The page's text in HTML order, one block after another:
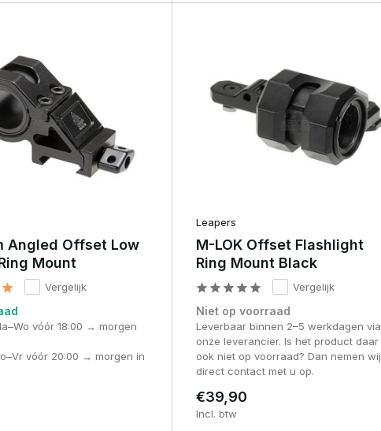
Angled Offset Low
Mount
Vergelijk
vóór 18:00 → morgen
vóór 20:00 → morgen in
Leapers
M-LOK Offset Flashlight
Ring Mount Black
Vergelijk
Niet op voorraad
Leverbaar binnen 2–5 werkdagen via
onze leverancier. Is het product daar
ook niet op voorraad? Dan nemen wij
direct contact met u op.
€39,90
Incl. btw